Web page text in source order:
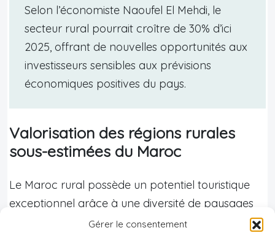
Gérer le consentement
Selon l’économiste Naoufel El Mehdi, le
secteur rural pourrait croître de 30% d’ici
2025, offrant de nouvelles opportunités aux
investisseurs sensibles aux prévisions
économiques positives du pays.
Valorisation des régions rurales
sous-estimées du Maroc
Le Maroc rural possède un potentiel touristique
exceptionnel grâce à une diversité de paysages
remarquables allant des forêts impressionnantes